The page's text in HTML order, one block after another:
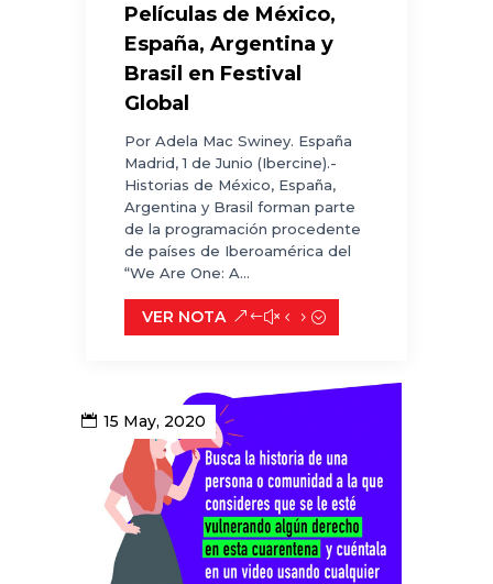
Películas de México,
España, Argentina y
Brasil en Festival
Global
Por Adela Mac Swiney. España
Madrid, 1 de Junio (Ibercine).-
Historias de México, España,
Argentina y Brasil forman parte
de la programación procedente
de países de Iberoamérica del
“We Are One: A...
VER NOTA
15 May, 2020